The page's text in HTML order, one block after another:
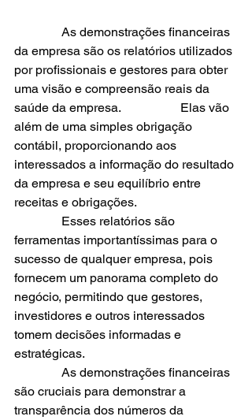
da empresa são os relatórios utilizados
por profissionais e gestores para obter
uma visão e compreensão reais da
saúde da empresa.                   Elas vão
além de uma simples obrigação
contábil, proporcionando aos
interessados a informação do resultado
da empresa e seu equilíbrio entre
receitas e obrigações.
ferramentas importantíssimas para o
sucesso de qualquer empresa, pois
fornecem um panorama completo do
negócio, permitindo que gestores,
investidores e outros interessados
tomem decisões informadas e
estratégicas.
são cruciais para demonstrar a
transparência dos números da